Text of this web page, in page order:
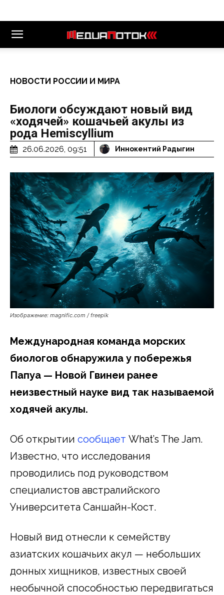
НОВОСТИ РОССИИ И МИРА
Биологи обсуждают новый вид
«ходячей» кошачьей акулы из
рода Hemiscyllium
26.06.2026, 09:51 Иннокентий Радыгин
Изображение: magnific.com / freepik
Международная команда морских
биологов обнаружила у побережья
Папуа — Новой Гвинеи ранее
неизвестный науке вид так называемой
ходячей акулы.
Об открытии сообщает What’s The Jam.
Известно, что исследования
проводились под руководством
специалистов австралийского
Университета Саншайн-Кост.
Новый вид отнесли к семейству
азиатских кошачьих акул — небольших
донных хищников, известных своей
необычной способностью передвигаться